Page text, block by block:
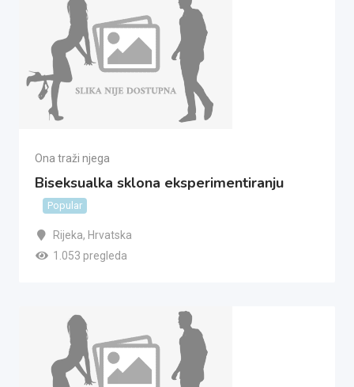
Ona traži njega
Biseksualka sklona eksperimentiranju
Popular
Rijeka, Hrvatska
1.053 pregleda